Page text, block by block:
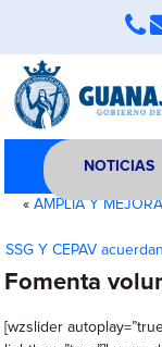
NOTICIAS
« AMPLÍA Y
SSG Y CEPAV
Fomenta
[wzslider